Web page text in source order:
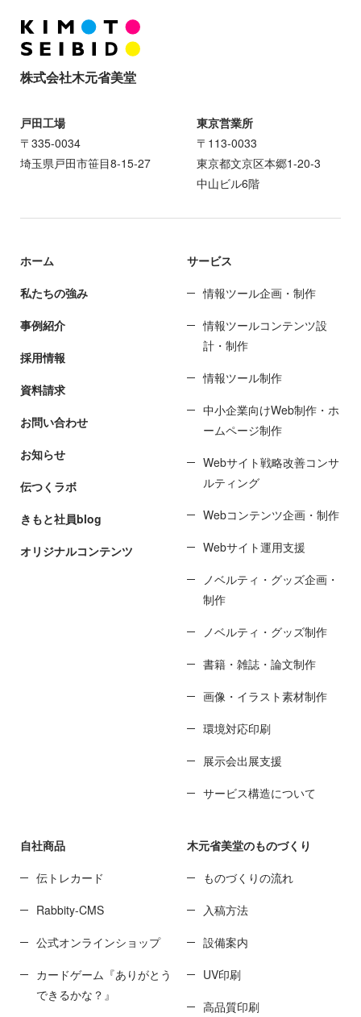
株式会社木元省美堂
戸田工場
〒335-0034
埼玉県戸田市笹目8-15-27
東京営業所
〒113-0033
東京都文京区本郷1-20-3
中山ビル6階
ホーム
私たちの強み
事例紹介
採用情報
資料請求
お問い合わせ
お知らせ
伝つくラボ
きもと社員blog
オリジナルコンテンツ
サービス
情報ツール企画・制作
情報ツールコンテンツ設
計・制作
情報ツール制作
中小企業向けWeb制作・ホ
ームページ制作
Webサイト戦略改善コンサ
ルティング
Webコンテンツ企画・制作
Webサイト運用支援
ノベルティ・グッズ企画・
制作
ノベルティ・グッズ制作
書籍・雑誌・論文制作
画像・イラスト素材制作
環境対応印刷
展示会出展支援
サービス構造について
自社商品
伝トレカード
Rabbity-CMS
公式オンラインショップ
カードゲーム『ありがとう
できるかな？』
木元省美堂のものづくり
ものづくりの流れ
入稿方法
設備案内
UV印刷
高品質印刷